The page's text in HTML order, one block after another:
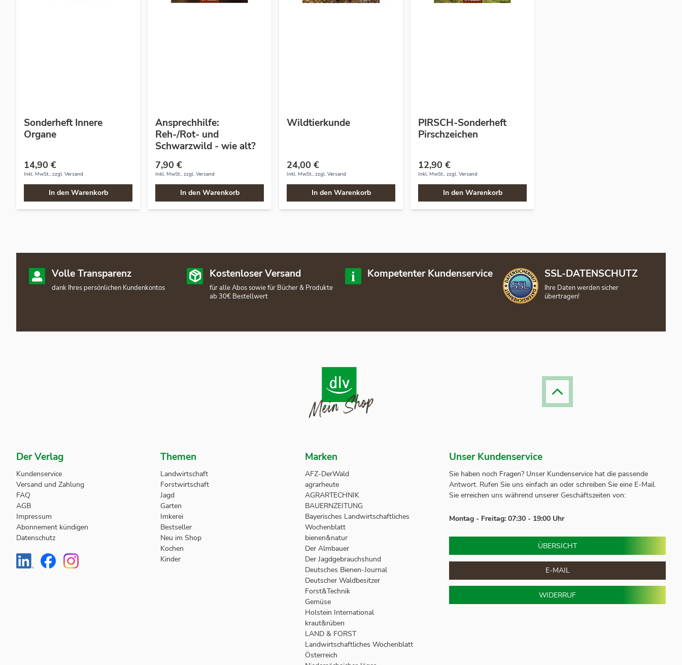
Sonderheft Innere
Organe
14,90 €
Inkl. MwSt., zzgl. Versand
In den Warenkorb
Ansprechhilfe:
Reh-/Rot- und
Schwarzwild - wie alt?
7,90 €
Inkl. MwSt., zzgl. Versand
In den Warenkorb
Wildtierkunde
24,00 €
Inkl. MwSt., zzgl. Versand
In den Warenkorb
PIRSCH-Sonderheft
Pirschzeichen
12,90 €
Inkl. MwSt., zzgl. Versand
In den Warenkorb
Volle Transparenz
dank Ihres persönlichen Kundenkontos
Kostenloser Versand
für alle Abos sowie für Bücher & Produkte
ab 30€ Bestellwert
Kompetenter Kundenservice SSL-DATENSCHUTZ
Ihre Daten werden sicher
übertragen!
Der Verlag
Kundenservice
Versand und Zahlung
FAQ
AGB
Impressum
Abonnement kündigen
Datenschutz
Themen
Landwirtschaft
Forstwirtschaft
Jagd
Garten
Imkerei
Bestseller
Neu im Shop
Kochen
Kinder
Marken
AFZ-DerWald
agrarheute
AGRARTECHNIK
BAUERNZEITUNG
Bayerisches Landwirtschaftliches
Wochenblatt
bienen&natur
Der Almbauer
Der Jagdgebrauchshund
Deutsches Bienen-Journal
Deutscher Waldbesitzer
Forst&Technik
Gemüse
Holstein International
kraut&rüben
LAND & FORST
Landwirtschaftliches Wochenblatt
Österreich
Unser Kundenservice
Sie haben noch Fragen? Unser Kundenservice hat die passende
Antwort. Rufen Sie uns einfach an oder schreiben Sie eine E-Mail.
Sie erreichen uns während unserer Geschäftszeiten von:
Montag - Freitag: 07:30 - 19:00 Uhr
ÜBERSICHT
E-MAIL
WIDERRUF